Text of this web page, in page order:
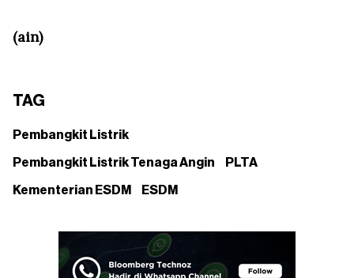
(ain)
TAG
Pembangkit Listrik
Pembangkit Listrik Tenaga Angin PLTA
Kementerian ESDM ESDM